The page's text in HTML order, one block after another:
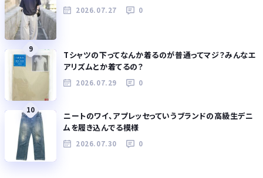
2026.07.27 0
9
Tシャツの下ってなんか着るのが普通ってマジ？みんなエ
アリズムとか着てるの？
2026.07.29 0
10
ニートのワイ、アプレッセっていうブランドの高級生デニ
ムを履き込んでる模様
2026.07.30 0